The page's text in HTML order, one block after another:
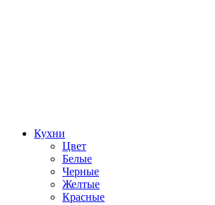
Кухни
Цвет
Белые
Черные
Желтые
Красные